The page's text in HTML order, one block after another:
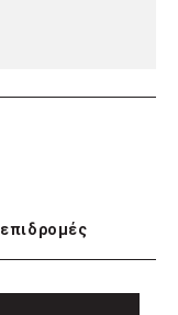
επιδρομές